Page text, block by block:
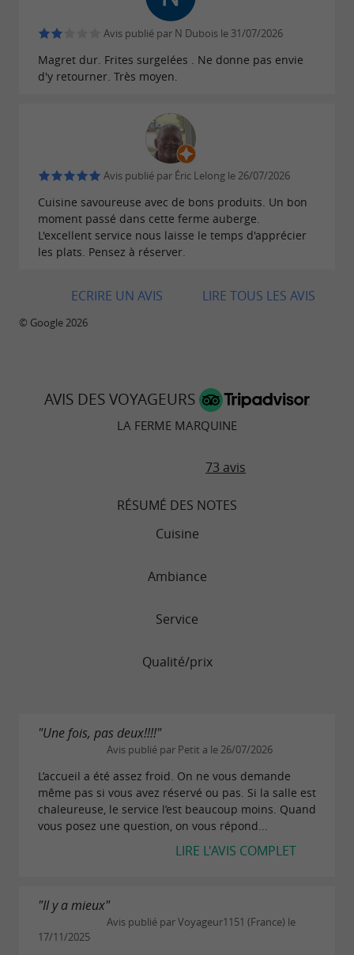
Avis publié par N Dubois le 31/07/2026
Magret dur. Frites surgelées . Ne donne pas envie
d'y retourner. Très moyen.
Avis publié par Éric Lelong le 26/07/2026
Cuisine savoureuse avec de bons produits. Un bon
moment passé dans cette ferme auberge.
L'excellent service nous laisse le temps d'apprécier
les plats. Pensez à réserver.
LIRE TOUS LES AVIS
ECRIRE UN AVIS
© Google 2026
AVIS DES VOYAGEURS
LA FERME MARQUINE
73 avis
RÉSUMÉ DES NOTES
Cuisine
Ambiance
Service
Qualité/prix
"Une fois, pas deux!!!!"
Avis publié par Petit a le 26/07/2026
L’accueil a été assez froid. On ne vous demande
même pas si vous avez réservé ou pas. Si la salle est
chaleureuse, le service l’est beaucoup moins. Quand
vous posez une question, on vous répond...
LIRE L'AVIS COMPLET
"Il y a mieux"
Avis publié par Voyageur1151 (France) le
17/11/2025